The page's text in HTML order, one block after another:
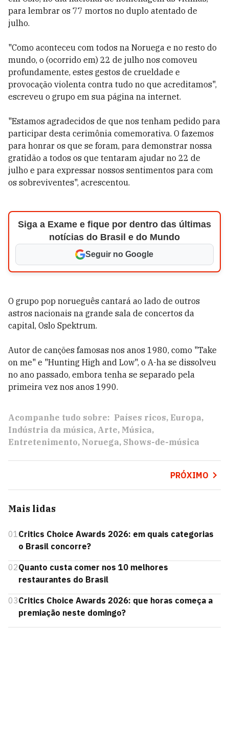
para lembrar os 77 mortos no duplo atentado de
julho.
"Como aconteceu com todos na Noruega e no resto do
mundo, o (ocorrido em) 22 de julho nos comoveu
profundamente, estes gestos de crueldade e
provocação violenta contra tudo no que acreditamos",
escreveu o grupo em sua página na internet.
"Estamos agradecidos de que nos tenham pedido para
participar desta cerimônia comemorativa. O fazemos
para honrar os que se foram, para demonstrar nossa
gratidão a todos os que tentaram ajudar no 22 de
julho e para expressar nossos sentimentos para com
os sobreviventes", acrescentou.
Siga a Exame e fique por dentro das últimas
notícias do Brasil e do Mundo
Seguir no Google
O grupo pop norueguês cantará ao lado de outros
astros nacionais na grande sala de concertos da
capital, Oslo Spektrum.
Autor de canções famosas nos anos 1980, como "Take
on me" e "Hunting High and Low", o A-ha se dissolveu
no ano passado, embora tenha se separado pela
primeira vez nos anos 1990.
Acompanhe tudo sobre: Países ricos Europa
Indústria da música Arte Música
Entretenimento Noruega Shows-de-música
PRÓXIMO
Mais lidas
01Critics Choice Awards 2026: em quais categorias
o Brasil concorre?
02Quanto custa comer nos 10 melhores
restaurantes do Brasil
03Critics Choice Awards 2026: que horas começa a
premiação neste domingo?